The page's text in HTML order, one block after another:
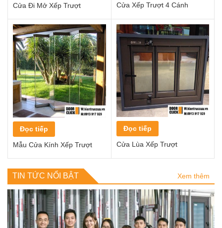
Cửa Đi Mở Xếp Trượt
Cửa Xếp Trượt 4 Cánh
Đọc tiếp
Mẫu Cửa Kính Xếp Trượt
Đọc tiếp
Cửa Lùa Xếp Trượt
TIN TỨC NỔI BẬT Xem thêm